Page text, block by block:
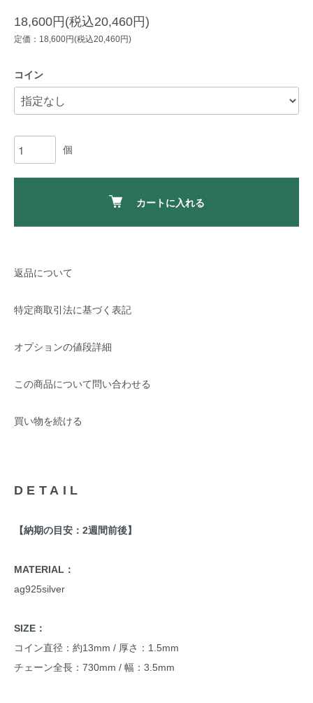
18,600円(税込20,460円)
定価：18,600円(税込20,460円)
コイン
個
カートに入れる
返品について
特定商取引法に基づく表記
オプションの値段詳細
この商品について問い合わせる
買い物を続ける
DETAIL
【納期の目安：2週間前後】
MATERIAL：
ag925silver
SIZE：
コイン直径：約13mm / 厚さ：1.5mm
チェーン全長：730mm / 幅：3.5mm